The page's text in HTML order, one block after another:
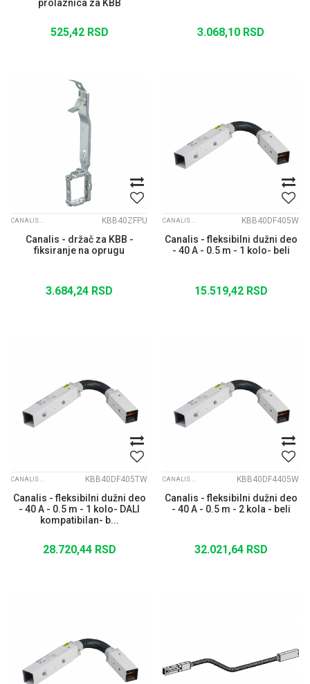
prolaznica za KBB
525,42 RSD 3.068,10 RSD
CANALIS KBB KBB40ZFPU
Canalis - držač za KBB -
fiksiranje na oprugu
3.684,24 RSD
CANALIS KBB KBB40DF405W
Canalis - fleksibilni dužni deo
- 40 A - 0.5 m - 1 kolo- beli
15.519,42 RSD
CANALIS KBB KBB40DF405TW
Canalis - fleksibilni dužni deo
- 40 A - 0.5 m - 1 kolo- DALI
kompatibilan- b...
28.720,44 RSD
CANALIS KBB KBB40DF4405W
Canalis - fleksibilni dužni deo
- 40 A - 0.5 m - 2 kola - beli
32.021,64 RSD